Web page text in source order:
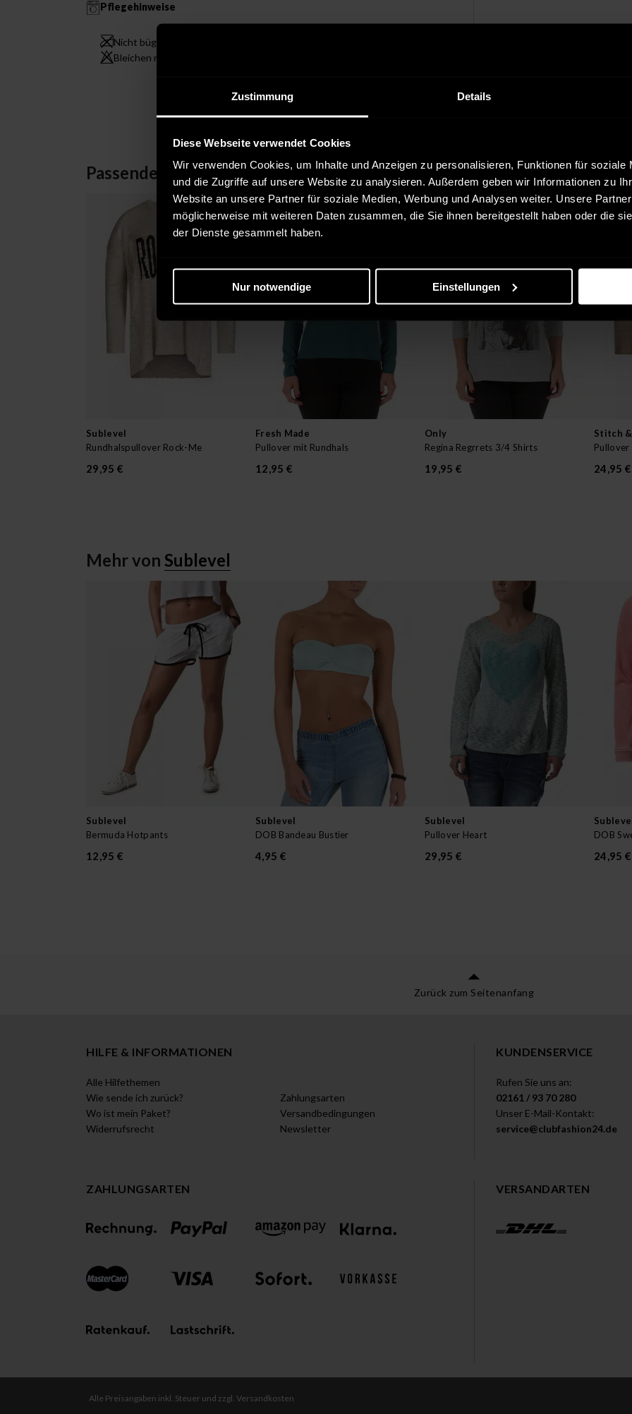
Zustimmung Details
Diese Webseite verwendet Cookies
Wir verwenden Cookies, um Inhalte und Anzeigen zu personalisieren, Funktionen für soziale
und die Zugriffe auf unsere Website zu analysieren. Außerdem geben wir Informationen zu
Website an unsere Partner für soziale Medien, Werbung und Analysen weiter. Unsere
möglicherweise mit weiteren Daten zusammen, die Sie ihnen bereitgestellt haben oder die
der Dienste gesammelt haben.
Nur notwendige Einstellungen
Pflegehinweise
Nicht bügeln
Bleichen nicht erlaubt
Passende Alternativen
Sublevel
Rundhalspullover Rock-Me
29,95 €
Fresh Made
Pullover mit Rundhals
12,95 €
Only
Regina Regrrets 3/4 Shirts
19,95 €
Stitch
Pullover
24,95 €
Mehr von Sublevel
Sublevel
Bermuda Hotpants
12,95 €
Sublevel
DOB Bandeau Bustier
4,95 €
Sublevel
Pullover Heart
29,95 €
DOB
24,95 €
Zurück zum Seitenanfang
HILFE & INFORMATIONEN
Alle Hilfethemen
Wie sende ich zurück?
Zahlungsarten
Wo ist mein Paket?
Versandbedingungen
Widerrufsrecht
Newsletter
KUNDENSERVICE
Rufen Sie uns an:
02161 / 93 70 280
Unser E-Mail-Kontakt:
service@clubfashion24.de
ZAHLUNGSARTEN VERSANDARTEN
Alle Preisangaben inkl. Steuer und zzgl. Versandkosten